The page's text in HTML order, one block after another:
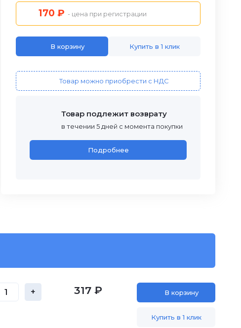
170 ₽ - цена при регистрации
В корзину Купить в 1 клик
Товар можно приобрести с НДС
Товар подлежит возврату
в течении 5 дней с момента покупки
Подробнее
+ 317 ₽ В корзину
Купить в 1 клик